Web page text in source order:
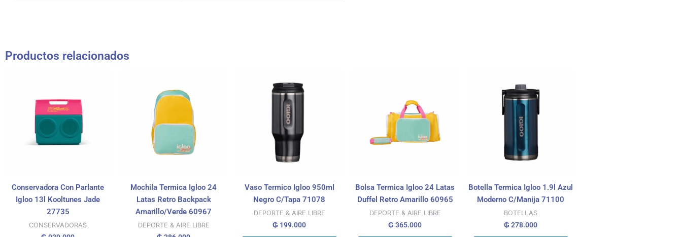
Productos relacionados
Conservadora Con Parlante
Igloo 13l Kooltunes Jade
27735
CONSERVADORAS
Mochila Termica Igloo 24
Latas Retro Backpack
Amarillo/Verde 60967
DEPORTE & AIRE LIBRE
Vaso Termico Igloo 950ml
Negro C/Tapa 71078
DEPORTE & AIRE LIBRE
₲ 199.000
Bolsa Termica Igloo 24 Latas
Duffel Retro Amarillo 60965
DEPORTE & AIRE LIBRE
₲ 365.000
Botella Termica Igloo 1.9l Azul
Moderno C/Manija 71100
BOTELLAS
₲ 278.000